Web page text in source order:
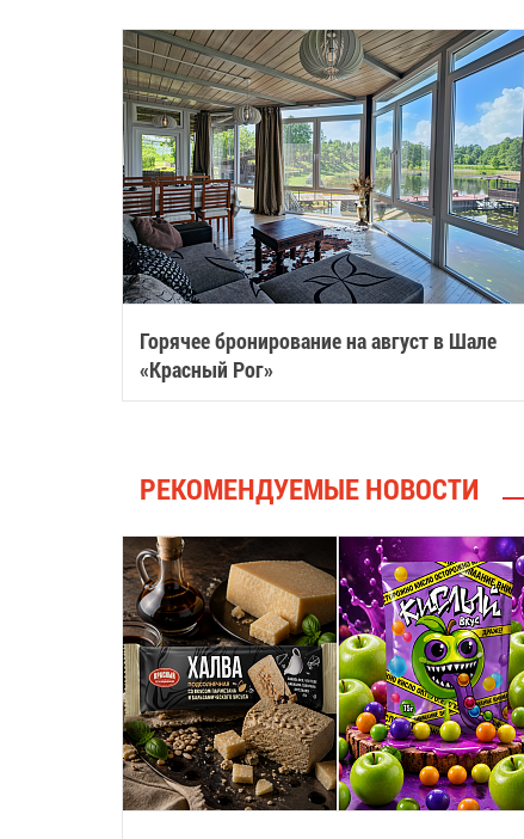
Горячее бронирование на август в Шале
«Красный Рог»
РЕКОМЕНДУЕМЫЕ НОВОСТИ